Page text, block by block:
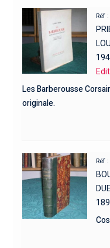
Réf
Les Barberousse
originale.
Réf